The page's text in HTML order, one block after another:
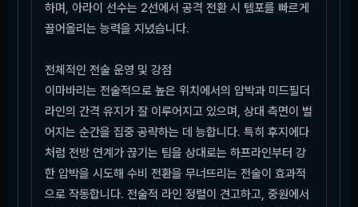
하며, 아라이 선수는 2선에서 공격 전환 시 템포를 빠르게
끌어올리는 능력을 지녔습니다.
전체적인 전술 운영 및 강점
이마바리는 전술적으로 높은 위치에서의 압박과 미드필더
라인의 간격 유지가 잘 이루어지고 있으며, 상대 측면이 벌
어지는 순간을 집중 공략하는 데 능합니다. 특히 후지에다
처럼 전방 연계가 끊기는 팀을 상대로는 하프라인부터 강
한 압박을 시도해 수비 전환을 무너뜨리는 전술이 효과적
으로 작동합니다. 전술적 라인 정렬이 견고하고, 중원에서